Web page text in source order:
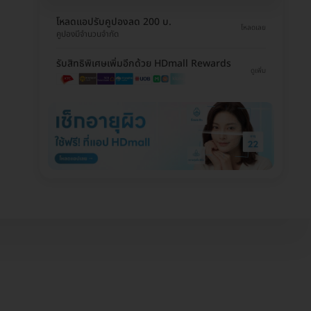
โหลดแอปรับคูปองลด 200 บ.
คูปองมีจำนวนจำกัด
โหลดเลย
รับสิทธิพิเศษเพิ่มอีกด้วย HDmall Rewards
ดูเพิ่ม